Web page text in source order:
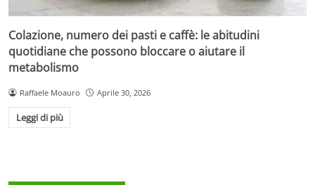
Colazione, numero dei pasti e caffè: le abitudini
quotidiane che possono bloccare o aiutare il
metabolismo
Raffaele Moauro Aprile 30, 2026
Leggi di più